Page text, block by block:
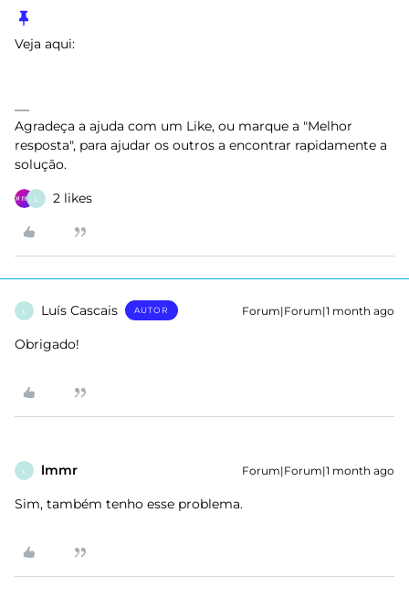
Veja aqui:
Agradeça a ajuda com um Like, ou marque a "Melhor
resposta", para ajudar os outros a encontrar rapidamente a
solução.
L 2 likes
L Luís Cascais AUTOR Forum|Forum|1 month ago
Obrigado!
L lmmr Forum|Forum|1 month ago
Sim, também tenho esse problema.